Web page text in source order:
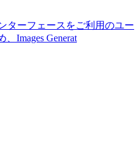
ターフェースをご利用のユー
Images Generat